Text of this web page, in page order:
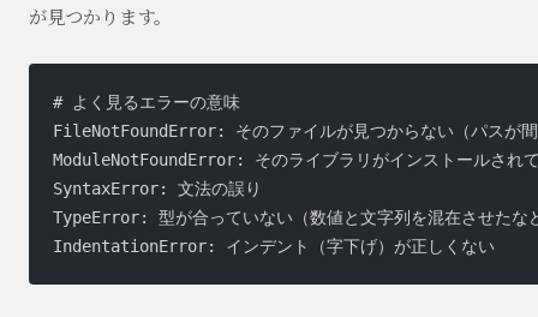
が見つかります。
# よく見るエラーの意味
FileNotFoundError: そのファイルが見つからない（パスが間
ModuleNotFoundError: そのライブラリがインストールされ
SyntaxError: 文法の誤り
TypeError: 型が合っていない（数値と文字列を混在させたな
IndentationError: インデント（字下げ）が正しくない